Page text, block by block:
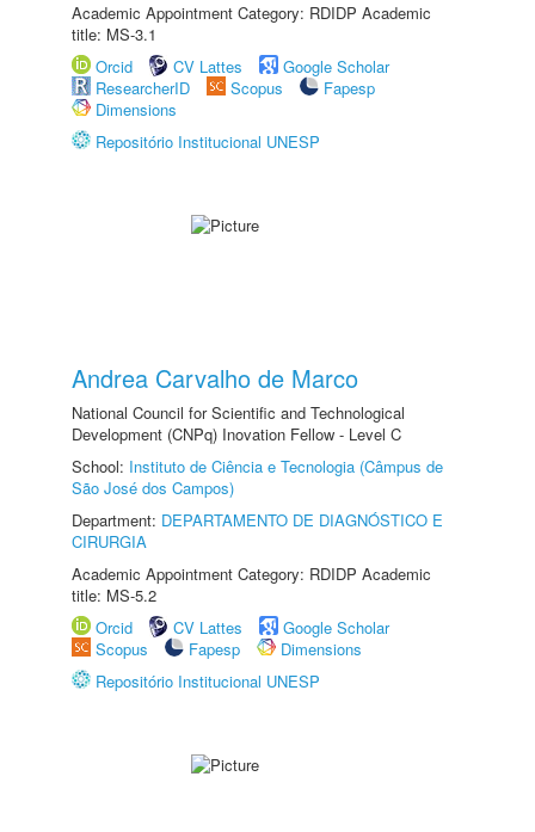
Academic Appointment Category: RDIDP Academic
title: MS-3.1
Orcid
CV Lattes
Google Scholar
ResearcherID
Scopus
Fapesp
Dimensions
Repositório Institucional UNESP
Andrea Carvalho de Marco
National Council for Scientific and Technological
Development (CNPq) Inovation Fellow - Level C
School: Instituto de Ciência e Tecnologia (Câmpus de
São José dos Campos)
Department: DEPARTAMENTO DE DIAGNÓSTICO E
CIRURGIA
Academic Appointment Category: RDIDP Academic
title: MS-5.2
Orcid
CV Lattes
Google Scholar
Scopus
Fapesp
Dimensions
Repositório Institucional UNESP